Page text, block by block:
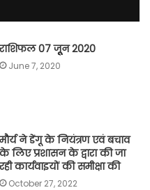
राशिफल 07 जूूून 2020
June 7, 2020
मौर्य ने डेंगू के नियंत्रण एवं बचाव
के लिए प्रशासन के द्वारा की जा
रही कार्यवाइयों की समीक्षा की
October 27, 2022